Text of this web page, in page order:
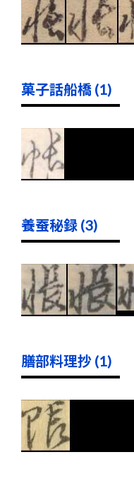
菓子話船橋 (1)
養蚕秘録 (3)
膳部料理抄 (1)